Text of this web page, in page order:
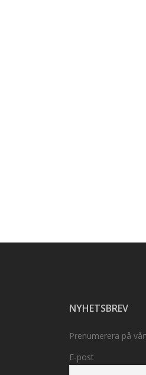
NYHETSBREV
Prenumerera på
E-post